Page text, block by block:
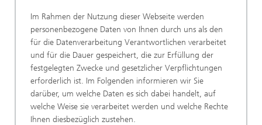
Im Rahmen der Nutzung dieser Webseite werden
personenbezogene Daten von Ihnen durch uns als den
für die Datenverarbeitung Verantwortlichen verarbeitet
und für die Dauer gespeichert, die zur Erfüllung der
festgelegten Zwecke und gesetzlicher Verpflichtungen
erforderlich ist. Im Folgenden informieren wir Sie
darüber, um welche Daten es sich dabei handelt, auf
welche Weise sie verarbeitet werden und welche Rechte
Ihnen diesbezüglich zustehen.